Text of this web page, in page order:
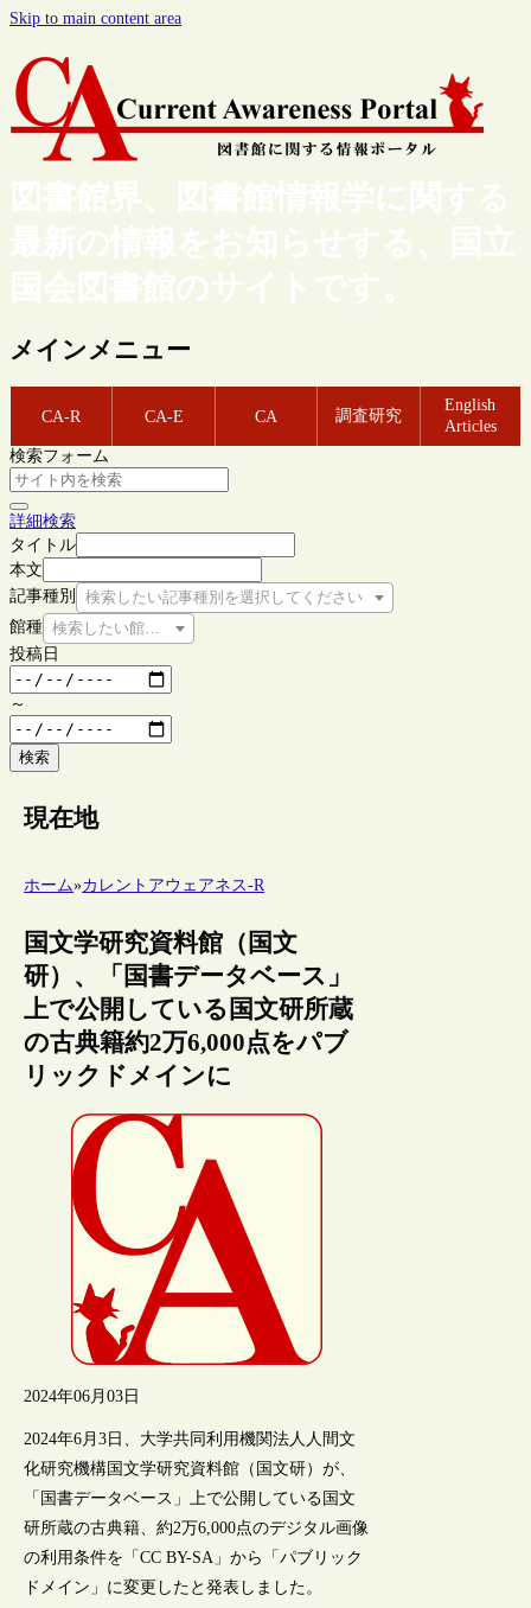
Skip to main content area
図書館界、図書館情報学に関する
最新の情報をお知らせする、国立
国会図書館のサイトです。
メインメニュー
CA-R CA-E CA 調査研究
English
Articles
検索フォーム
詳細検索
タイトル
本文
記事種別
検索したい記事種別を選択してください
館種 検索したい館種を選択してください
投稿日
～
検索
現在地
ホーム»カレントアウェアネス-R
国文学研究資料館（国文
研）、「国書データベース」
上で公開している国文研所蔵
の古典籍約2万6,000点をパブ
リックドメインに
2024年06月03日
2024年6月3日、大学共同利用機関法人人間文
化研究機構国文学研究資料館（国文研）が、
「国書データベース」上で公開している国文
研所蔵の古典籍、約2万6,000点のデジタル画像
の利用条件を「CC BY-SA」から「パブリック
ドメイン」に変更したと発表しました。